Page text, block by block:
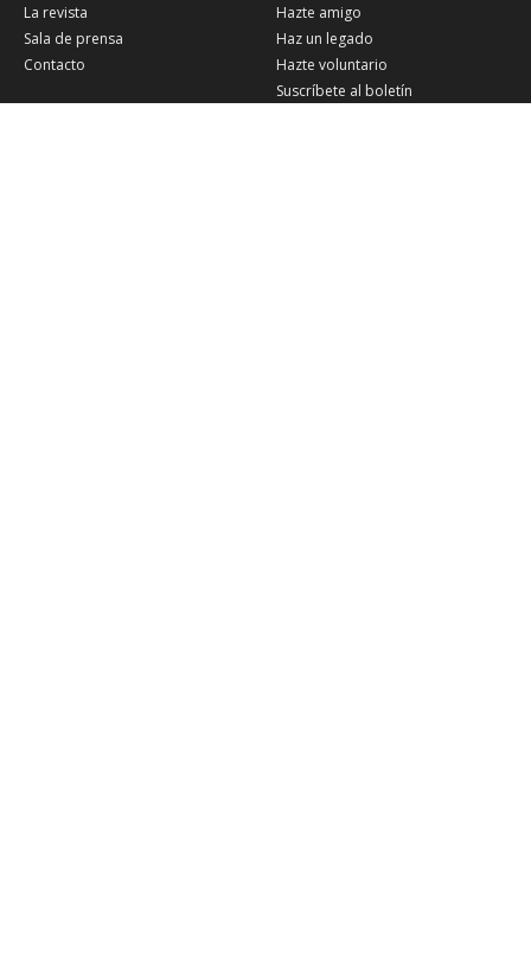
La revista
Sala de prensa
Contacto
Hazte amigo
Haz un legado
Hazte voluntario
Suscríbete al boletín